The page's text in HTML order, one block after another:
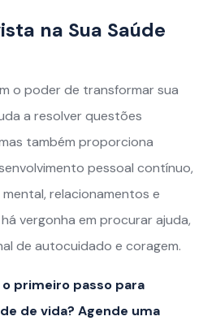
na Sua Saúde
o poder de transformar sua
a resolver questões
também proporciona
pessoal contínuo,
relacionamentos e
vergonha em procurar ajuda,
de autocuidado e coragem.
primeiro passo para
de vida? Agende uma